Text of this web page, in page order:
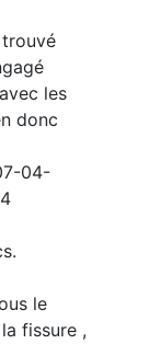
les
donc
04-
le
fissure ,